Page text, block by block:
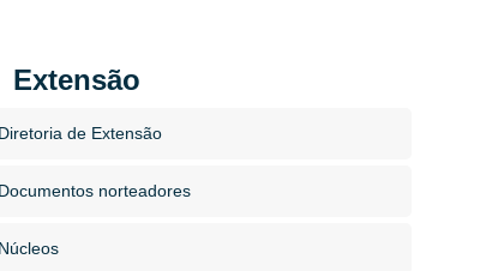
Extensão
Diretoria de Extensão
Documentos norteadores
Núcleos